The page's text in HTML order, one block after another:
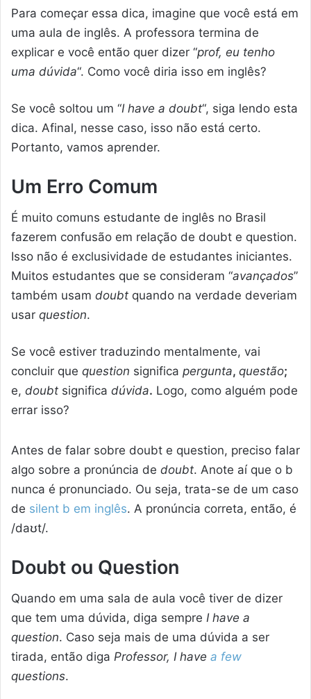
Para começar essa dica, imagine que você está em
uma aula de inglês. A professora termina de
explicar e você então quer dizer “prof, eu tenho
uma dúvida“. Como você diria isso em inglês?
Se você soltou um “I have a doubt“, siga lendo esta
dica. Afinal, nesse caso, isso não está certo.
Portanto, vamos aprender.
Um Erro Comum
É muito comuns estudante de inglês no Brasil
fazerem confusão em relação de doubt e question.
Isso não é exclusividade de estudantes iniciantes.
Muitos estudantes que se consideram “avançados”
também usam doubt quando na verdade deveriam
usar question.
Se você estiver traduzindo mentalmente, vai
concluir que question significa pergunta, questão;
e, doubt significa dúvida. Logo, como alguém pode
errar isso?
Antes de falar sobre doubt e question, preciso falar
algo sobre a pronúncia de doubt. Anote aí que o b
nunca é pronunciado. Ou seja, trata-se de um caso
de silent b em inglês. A pronúncia correta, então, é
/daʊt/.
Doubt ou Question
Quando em uma sala de aula você tiver de dizer
que tem uma dúvida, diga sempre I have a
question. Caso seja mais de uma dúvida a ser
tirada, então diga Professor, I have a few
questions.